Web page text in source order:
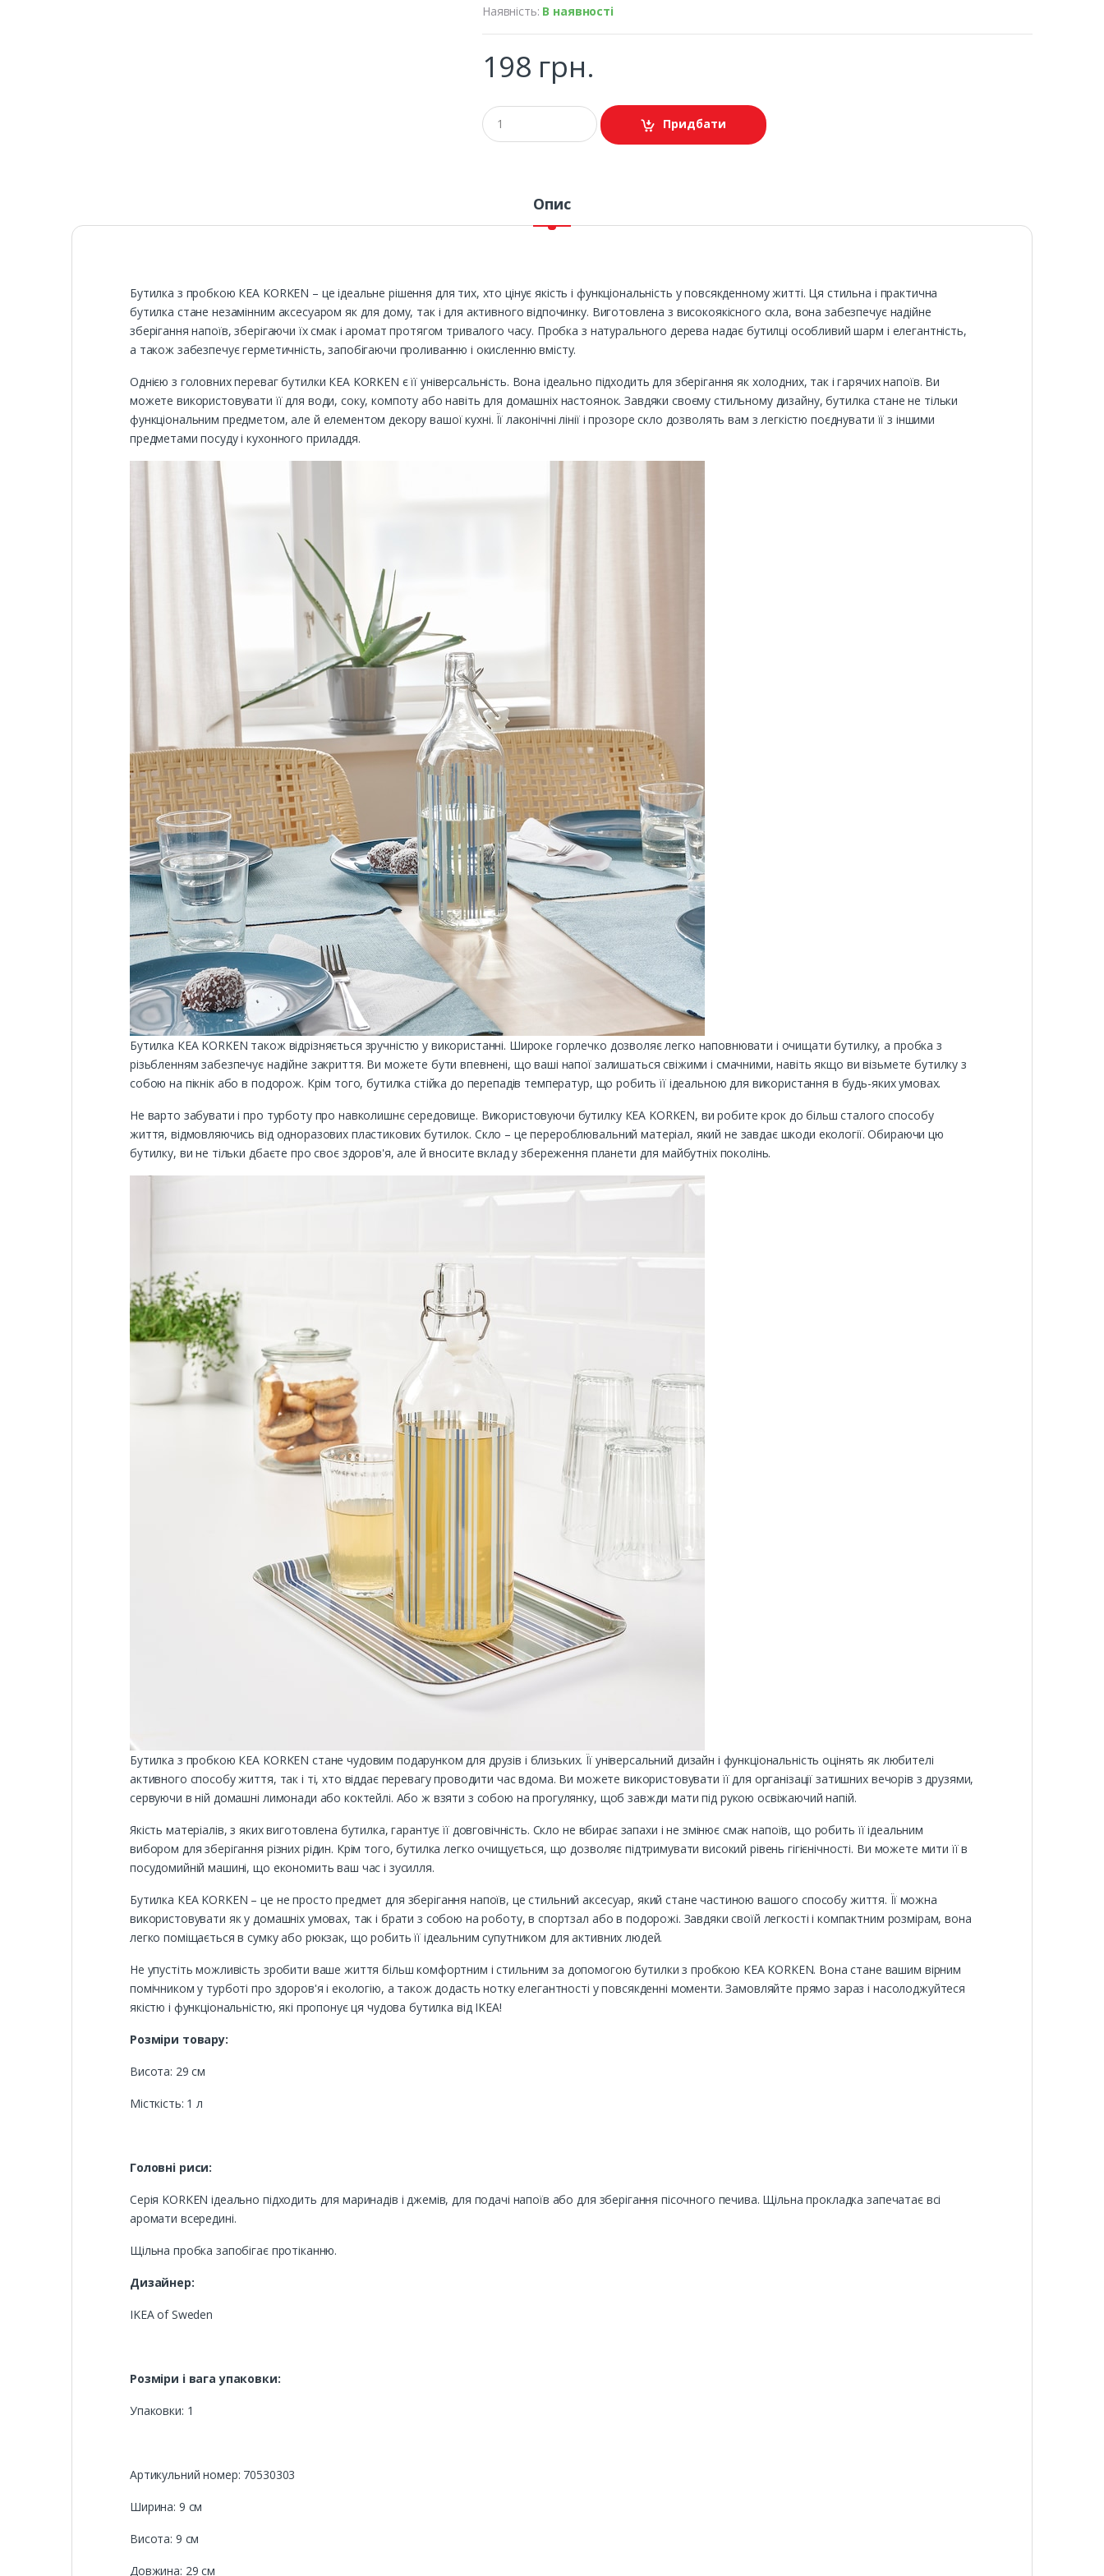
Наявність: В наявності
198 грн.
Придбати
Опис
Бутилка з пробкою КЕА KORKEN – це ідеальне рішення для тих, хто цінує якість і функціональність у повсякденному житті. Ця стильна і практична
бутилка стане незамінним аксесуаром як для дому, так і для активного відпочинку. Виготовлена з високоякісного скла, вона забезпечує надійне
зберігання напоїв, зберігаючи їх смак і аромат протягом тривалого часу. Пробка з натурального дерева надає бутилці особливий шарм і елегантність,
а також забезпечує герметичність, запобігаючи проливанню і окисленню вмісту.
Однією з головних переваг бутилки КЕА KORKEN є її універсальність. Вона ідеально підходить для зберігання як холодних, так і гарячих напоїв. Ви
можете використовувати її для води, соку, компоту або навіть для домашніх настоянок. Завдяки своєму стильному дизайну, бутилка стане не тільки
функціональним предметом, але й елементом декору вашої кухні. Її лаконічні лінії і прозоре скло дозволять вам з легкістю поєднувати її з іншими
предметами посуду і кухонного приладдя.
Бутилка КЕА KORKEN також відрізняється зручністю у використанні. Широке горлечко дозволяє легко наповнювати і очищати бутилку, а пробка з
різьбленням забезпечує надійне закриття. Ви можете бути впевнені, що ваші напої залишаться свіжими і смачними, навіть якщо ви візьмете бутилку з
собою на пікнік або в подорож. Крім того, бутилка стійка до перепадів температур, що робить її ідеальною для використання в будь-яких умовах.
Не варто забувати і про турботу про навколишнє середовище. Використовуючи бутилку КЕА KORKEN, ви робите крок до більш сталого способу
життя, відмовляючись від одноразових пластикових бутилок. Скло – це перероблювальний матеріал, який не завдає шкоди екології. Обираючи цю
бутилку, ви не тільки дбаєте про своє здоров'я, але й вносите вклад у збереження планети для майбутніх поколінь.
Бутилка з пробкою КЕА KORKEN стане чудовим подарунком для друзів і близьких. Її універсальний дизайн і функціональність оцінять як любителі
активного способу життя, так і ті, хто віддає перевагу проводити час вдома. Ви можете використовувати її для організації затишних вечорів з друзями,
сервуючи в ній домашні лимонади або коктейлі. Або ж взяти з собою на прогулянку, щоб завжди мати під рукою освіжаючий напій.
Якість матеріалів, з яких виготовлена бутилка, гарантує її довговічність. Скло не вбирає запахи і не змінює смак напоїв, що робить її ідеальним
вибором для зберігання різних рідин. Крім того, бутилка легко очищується, що дозволяє підтримувати високий рівень гігієнічності. Ви можете мити її в
посудомийній машині, що економить ваш час і зусилля.
Бутилка КЕА KORKEN – це не просто предмет для зберігання напоїв, це стильний аксесуар, який стане частиною вашого способу життя. Її можна
використовувати як у домашніх умовах, так і брати з собою на роботу, в спортзал або в подорожі. Завдяки своїй легкості і компактним розмірам, вона
легко поміщається в сумку або рюкзак, що робить її ідеальним супутником для активних людей.
Не упустіть можливість зробити ваше життя більш комфортним і стильним за допомогою бутилки з пробкою КЕА KORKEN. Вона стане вашим вірним
помічником у турботі про здоров'я і екологію, а також додасть нотку елегантності у повсякденні моменти. Замовляйте прямо зараз і насолоджуйтеся
якістю і функціональністю, які пропонує ця чудова бутилка від IKEA!
Розміри товару:
Висота: 29 см
Місткість: 1 л
Головні риси:
Серія KORKEN ідеально підходить для маринадів і джемів, для подачі напоїв або для зберігання пісочного печива. Щільна прокладка запечатає всі
аромати всередині.
Щільна пробка запобігає протіканню.
Дизайнер:
IKEA of Sweden
Розміри і вага упаковки:
Упаковки: 1
Артикульний номер: 70530303
Ширина: 9 см
Висота: 9 см
Довжина: 29 см